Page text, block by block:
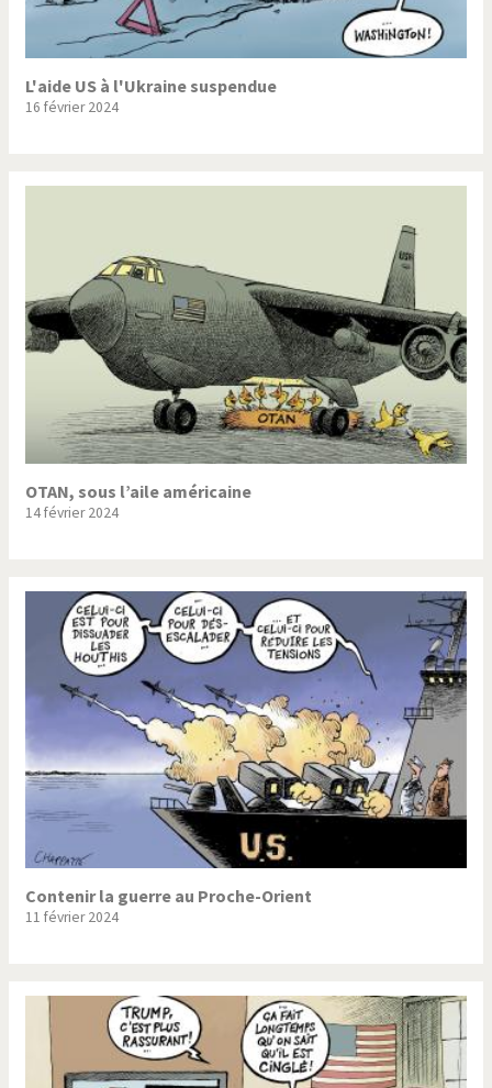
L'aide US à l'Ukraine suspendue
16 février 2024
OTAN, sous l’aile américaine
14 février 2024
Contenir la guerre au Proche-Orient
11 février 2024